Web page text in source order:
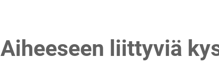
Aiheeseen liittyviä